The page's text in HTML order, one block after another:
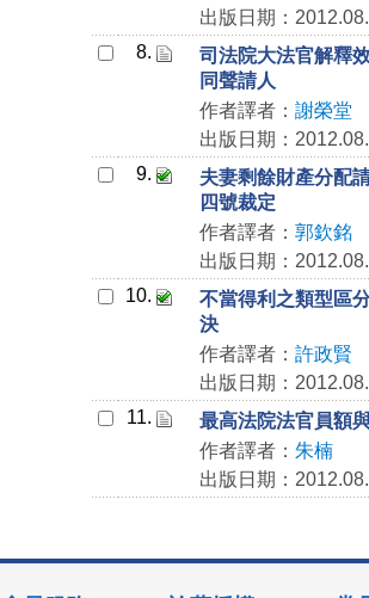
出版日期：
8.
司法院大法官解釋
同聲請人
作者譯者： 謝榮堂
出版日期：
9.
夫妻剩餘財產分配
四號裁定
作者譯者： 郭欽銘
出版日期：
10.
不當得利之類型區
決
作者譯者： 許政賢
出版日期：
11.
最高法院法官員額
作者譯者： 朱楠
出版日期：